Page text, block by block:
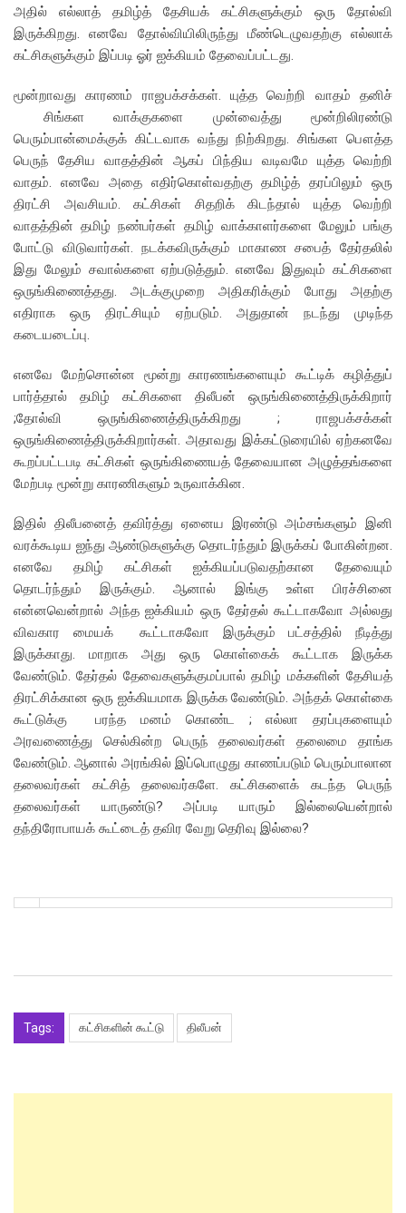
அதில் எல்லாத் தமிழ்த் தேசியக் கட்சிகளுக்கும் ஒரு தோல்வி
இருக்கிறது. எனவே தோல்வியிலிருந்து மீண்டெழுவதற்கு எல்லாக்
கட்சிகளுக்கும் இப்படி ஓர் ஐக்கியம் தேவைப்பட்டது.
மூன்றாவது காரணம் ராஜபக்சக்கள். யுத்த வெற்றி வாதம் தனிச்
சிங்கள வாக்குகளை முன்வைத்து மூன்றிலிரண்டு
பெரும்பான்மைக்குக் கிட்டவாக வந்து நிற்கிறது. சிங்கள பௌத்த
பெருந் தேசிய வாதத்தின் ஆகப் பிந்திய வடிவமே யுத்த வெற்றி
வாதம். எனவே அதை எதிர்கொள்வதற்கு தமிழ்த் தரப்பிலும் ஒரு
திரட்சி அவசியம். கட்சிகள் சிதறிக் கிடந்தால் யுத்த வெற்றி
வாதத்தின் தமிழ் நண்பர்கள் தமிழ் வாக்காளர்களை மேலும் பங்கு
போட்டு விடுவார்கள். நடக்கவிருக்கும் மாகாண சபைத் தேர்தலில்
இது மேலும் சவால்களை ஏற்படுத்தும். எனவே இதுவும் கட்சிகளை
ஒருங்கிணைத்தது. அடக்குமுறை அதிகரிக்கும் போது அதற்கு
எதிராக ஒரு திரட்சியும் ஏற்படும். அதுதான் நடந்து முடிந்த
கடையடைப்பு.
எனவே மேற்சொன்ன மூன்று காரணங்களையும் கூட்டிக் கழித்துப்
பார்த்தால் தமிழ் கட்சிகளை திலீபன் ஒருங்கிணைத்திருக்கிறார்
;தோல்வி ஒருங்கிணைத்திருக்கிறது ; ராஜபக்சக்கள்
ஒருங்கிணைத்திருக்கிறார்கள். அதாவது இக்கட்டுரையில் ஏற்கனவே
கூறப்பட்டபடி கட்சிகள் ஒருங்கிணையத் தேவையான அழுத்தங்களை
மேற்படி மூன்று காரணிகளும் உருவாக்கின.
இதில் திலீபனைத் தவிர்த்து ஏனைய இரண்டு அம்சங்களும் இனி
வரக்கூடிய ஐந்து ஆண்டுகளுக்கு தொடர்ந்தும் இருக்கப் போகின்றன.
எனவே தமிழ் கட்சிகள் ஐக்கியப்படுவதற்கான தேவையும்
தொடர்ந்தும் இருக்கும். ஆனால் இங்கு உள்ள பிரச்சினை
என்னவென்றால் அந்த ஐக்கியம் ஒரு தேர்தல் கூட்டாகவோ அல்லது
விவகார மையக் கூட்டாகவோ இருக்கும் பட்சத்தில் நீடித்து
இருக்காது. மாறாக அது ஒரு கொள்கைக் கூட்டாக இருக்க
வேண்டும். தேர்தல் தேவைகளுக்குமப்பால் தமிழ் மக்களின் தேசியத்
திரட்சிக்கான ஒரு ஐக்கியமாக இருக்க வேண்டும். அந்தக் கொள்கை
கூட்டுக்கு பரந்த மனம் கொண்ட ; எல்லா தரப்புகளையும்
அரவணைத்து செல்கின்ற பெருந் தலைவர்கள் தலைமை தாங்க
வேண்டும். ஆனால் அரங்கில் இப்பொழுது காணப்படும் பெரும்பாலான
தலைவர்கள் கட்சித் தலைவர்களே. கட்சிகளைக் கடந்த பெருந்
தலைவர்கள் யாருண்டு? அப்படி யாரும் இல்லையென்றால்
தந்திரோபாயக் கூட்டைத் தவிர வேறு தெரிவு இல்லை?
Tags: கட்சிகளின் கூட்டு திலீபன்